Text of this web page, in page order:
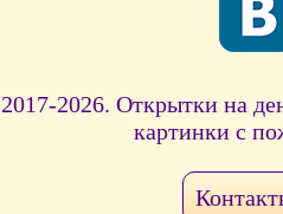
2017-2026. Открытки на
картинки с